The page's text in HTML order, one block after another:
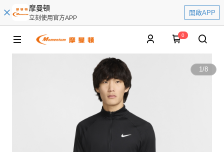
摩曼頓
立刻使用官方APP
開啟APP
0
1/8